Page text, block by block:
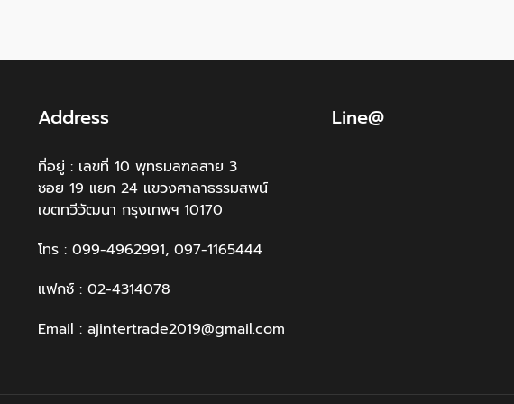
Address
ที่อยู่ : เลขที่ 10 พุทธมลฑลสาย 3
ซอย 19 แยก 24 แขวงศาลาธรรมสพน์
เขตทวีวัฒนา กรุงเทพฯ 10170
โทร : 099-4962991, 097-1165444
แฟกซ์ : 02-4314078
Email : ajintertrade2019@gmail.com
Line@